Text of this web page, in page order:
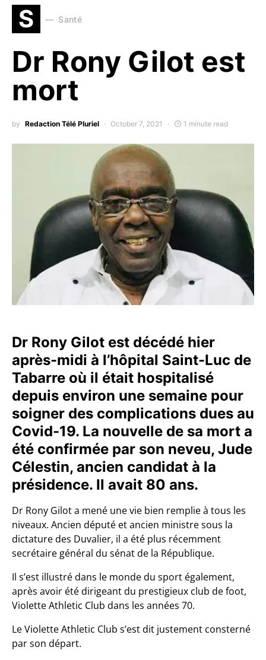
S Santé
Dr Rony Gilot est
mort
by Redaction Télé Pluriel October 7, 2021 1 minute read
Dr Rony Gilot est décédé hier
après-midi à l’hôpital Saint-Luc de
Tabarre où il était hospitalisé
depuis environ une semaine pour
soigner des complications dues au
Covid-19. La nouvelle de sa mort a
été confirmée par son neveu, Jude
Célestin, ancien candidat à la
présidence. Il avait 80 ans.
Dr Rony Gilot a mené une vie bien remplie à tous les
niveaux. Ancien député et ancien ministre sous la
dictature des Duvalier, il a été plus récemment
secrétaire général du sénat de la République.
Il s’est illustré dans le monde du sport également,
après avoir été dirigeant du prestigieux club de foot,
Violette Athletic Club dans les années 70.
Le Violette Athletic Club s’est dit justement consterné
par son départ.